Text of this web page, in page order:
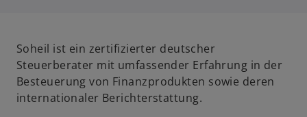
d
i
n
e
Soheil ist ein zertifizierter deutscher
Steuerberater mit umfassender Erfahrung in der
Besteuerung von Finanzprodukten sowie deren
internationaler Berichterstattung.